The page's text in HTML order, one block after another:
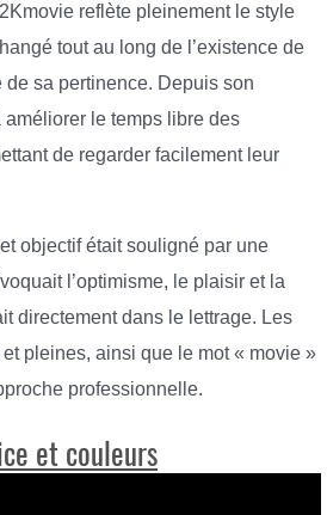
reflète pleinement le style
tout au long de l’existence de
de sa pertinence. Depuis son
améliorer le temps libre des
de regarder facilement leur
objectif était souligné par une
l’optimisme, le plaisir et la
directement dans le lettrage. Les
pleines, ainsi que le mot « movie »
professionnelle.
et couleurs